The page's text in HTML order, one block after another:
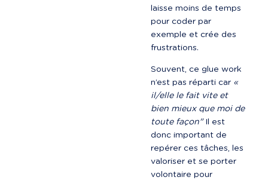
laisse moins de temps
pour coder par
exemple et crée des
frustrations.
Souvent, ce glue work
n’est pas réparti car «
il/elle le fait vite et
bien mieux que moi de
toute façon" Il est
donc important de
repérer ces tâches, les
valoriser et se porter
volontaire pour